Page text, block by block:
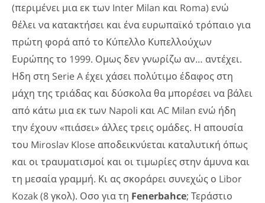
(περιμένει μια εκ των Inter Milan και Roma) ενώ
θέλει να κατακτήσει και ένα ευρωπαϊκό τρόπαιο για
πρώτη φορά από το Κύπελλο Κυπελλούχων
Ευρώπης το 1999. Ομως δεν γνωρίζω αν… αντέχει.
Ηδη στη Serie A έχει χάσει πολύτιμο έδαφος στη
μάχη της τριάδας και δύσκολα θα μπορέσει να βάλει
από κάτω μια εκ των Napoli και AC Milan ενώ ήδη
την έχουν «πιάσει» άλλες τρεις ομάδες. Η απουσία
του Miroslav Klose αποδεικνύεται καταλυτική όπως
και οι τραυματισμοί και οι τιμωρίες στην άμυνα και
τη μεσαία γραμμή. Κι ας σκοράρει συνεχώς ο Libor
Kozak (8 γκολ). Οσο για τη Fenerbahce; Τεράστιο